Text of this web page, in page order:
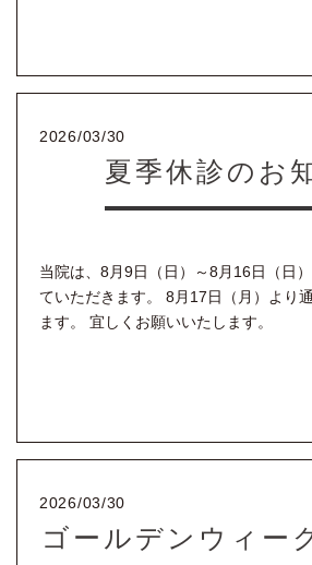
2026/03/30
夏季休診のお
当院は、8月9日（日）～8月16日（日
ていただきます。 8月17日（月）より
ます。 宜しくお願いいたします。
2026/03/30
ゴールデンウィー